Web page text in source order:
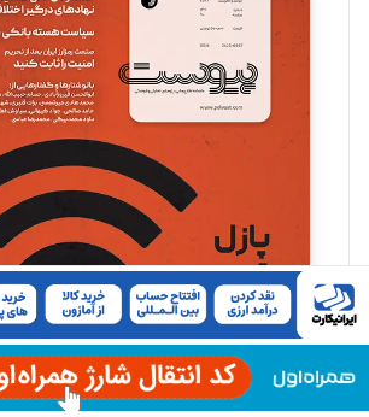
سروش کرمیان
تحریریه
مینا پاکدل
یسنا امان‌پور
تحریریه
ملینا جعفری
تحریریه